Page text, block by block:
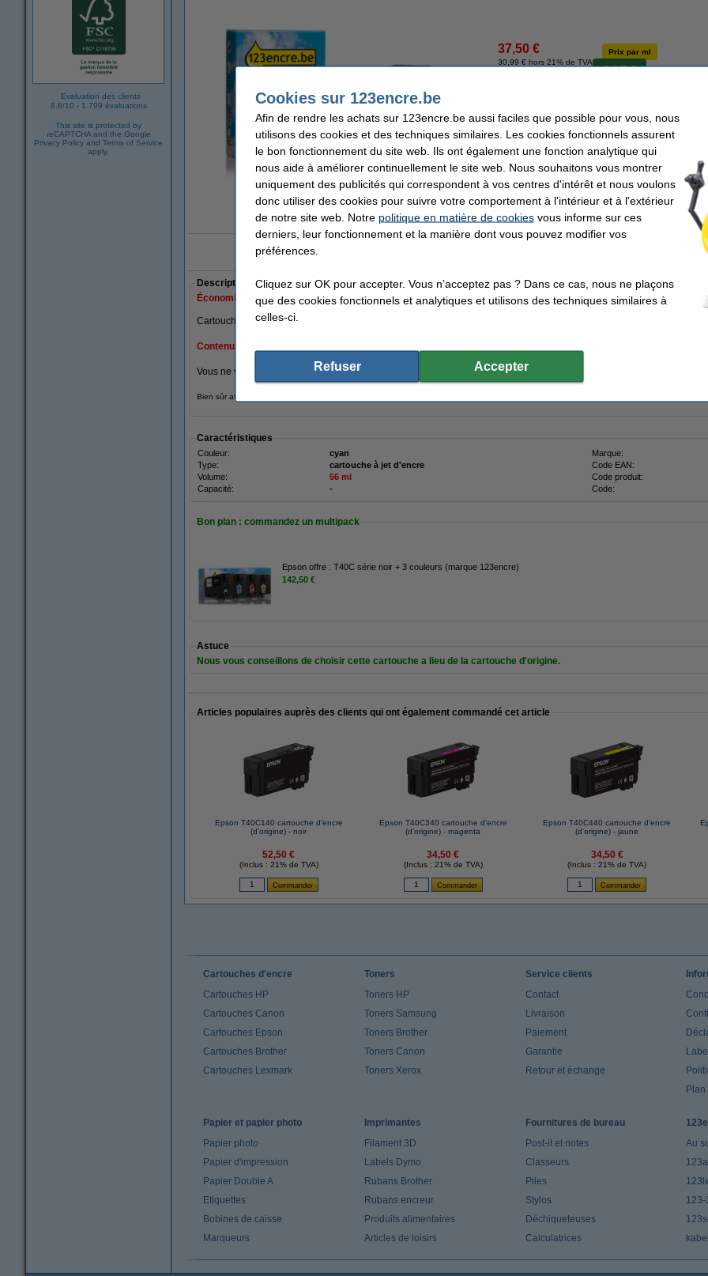
Evaluation des clients
8.8/10 - 1.799 évaluations
This site is protected by
reCAPTCHA and the Google
Privacy Policy and Terms of Service
apply.
agrandir
37,50 €
30,99 € hors 21% de TVA
Prix par ml
0,67 €
Livré demain
Commander
10x 'Meilleure Boutique en ligne' Déjà plus de
Description
Économisez jusqu'à50%sur votre encre (sans perte de qualité) !
Cartouche d'encre Epson T40C2 cyan de la marque 123encre.
Contenu 56 ml
Vous ne verrez la différence que dans votre porte-monnaie !
Bien sûr avec une garantie à 100%.
Caractéristiques
Couleur: cyan
Marque:
Type:
cartouche à jet d'encre
Code EAN:
Volume:
56 ml
Code produit:
Capacité:
- Code:
Bon plan : commandez un multipack
Epson offre : T40C série noir + 3 couleurs (marque 123encre)
142,50 €
Astuce
Nous vous conseillons de choisir cette cartouche a lieu de la cartouche d'origine.
Articles populaires auprès des clients qui ont également commandé cet article
Epson T40C140 cartouche d'encre
(d'origine) - noir
52,50 €
(Inclus : 21% de TVA)
Epson T40C340 cartouche d'encre
(d'origine) - magenta
34,50 €
(Inclus : 21% de TVA)
Epson T40C440 cartouche d'encre
(d'origine) - jaune
34,50 €
(Inclus : 21% de TVA)
Cartouches d'encre
Cartouches HP
Cartouches Canon
Cartouches Epson
Cartouches Brother
Cartouches Lexmark
Toners
Toners HP
Toners Samsung
Toners Brother
Toners Canon
Toners Xerox
Service clients
Contact
Livraison
Paiement
Garantie
Retour et échange
Papier et papier photo
Papier photo
Papier d'impression
Papier Double A
Etiquettes
Bobines de caisse
Marqueurs
Imprimantes
Filament 3D
Labels Dymo
Rubans Brother
Rubans encreur
Produits alimentaires
Articles de loisirs
Fournitures de bureau
Post-it et notes
Classeurs
Piles
Stylos
Déchiqueteuses
Calculatrices
Au
123-
Cookies sur 123encre.be
Afin de rendre les achats sur 123encre.be aussi faciles que possible pour vous, nous
utilisons des cookies et des techniques similaires. Les cookies fonctionnels assurent
le bon fonctionnement du site web. Ils ont également une fonction analytique qui
nous aide à améliorer continuellement le site web. Nous souhaitons vous montrer
uniquement des publicités qui correspondent à vos centres d'intérêt et nous voulons
donc utiliser des cookies pour suivre votre comportement à l'intérieur et à l'extérieur
de notre site web. Notre politique en matière de cookiesvous informe sur ces
derniers, leur fonctionnement et la manière dont vous pouvez modifier vos
préférences.
Cliquez sur OK pour accepter. Vous n’acceptez pas ? Dans ce cas, nous ne plaçons
que des cookies fonctionnels et analytiques et utilisons des techniques similaires à
celles-ci.
Refuser Accepter